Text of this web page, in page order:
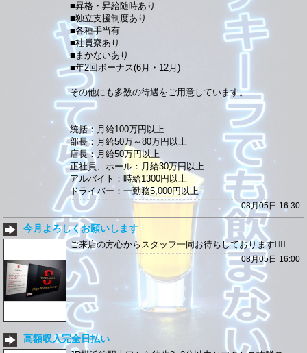
■昇格・昇給随時あり
■独立支援制度あり
■各種手当有
■社員寮あり
■まかないあり
■年2回ボーナス(6月・12月)
その他にも多数の待遇をご用意しています。
統括：月給100万円以上
部長：月給50万～80万円以上
店長：月給50万円以上
正社員、ホール：月給30万円以上
アルバイト：時給1300円以上
ドライバー：一勤務5,000円以上
08月05日 16:30
今月よろしくお願いします
ご来店の方心からスタッフ一同お待ちしております🙇‍♀️
08月05日 16:00
高額収入完全日払い